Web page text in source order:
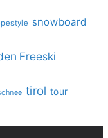
snowboard
Freeski
tirol tour